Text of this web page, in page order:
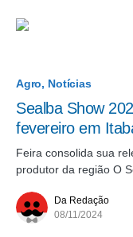
Agro Notícias
Sealba Show
fevereiro em
Feira consolida sua
produtor da região O
Da Redação
08/11/2024